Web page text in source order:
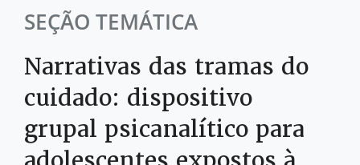
SEÇÃO TEMÁTICA
Narrativas das tramas do
cuidado: dispositivo
grupal psicanalítico para